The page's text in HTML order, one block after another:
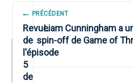
NAVIGATION
DE
L’ARTICLE
PRÉCÉDENT
Revue
de
l'épisode
5
de
Liam Cunningham a
spin-off de Game of